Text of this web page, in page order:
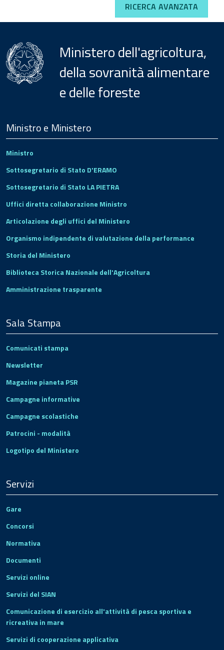
RICERCA AVANZATA
Ministero dell'agricoltura,
della sovranità alimentare
e delle foreste
Footer
Ministro e Ministero
Ministro
Sottosegretario di Stato D'ERAMO
Sottosegretario di Stato LA PIETRA
Uffici diretta collaborazione Ministro
Articolazione degli uffici del Ministero
Organismo indipendente di valutazione della performance
Storia del Ministero
Biblioteca Storica Nazionale dell'Agricoltura
Amministrazione trasparente
Sala Stampa
Comunicati stampa
Newsletter
Magazine pianeta PSR
Campagne informative
Campagne scolastiche
Patrocini - modalità
Logotipo del Ministero
Servizi
Gare
Concorsi
Normativa
Documenti
Servizi online
Servizi del SIAN
Comunicazione di esercizio all'attività di pesca sportiva e
ricreativa in mare
Servizi di cooperazione applicativa